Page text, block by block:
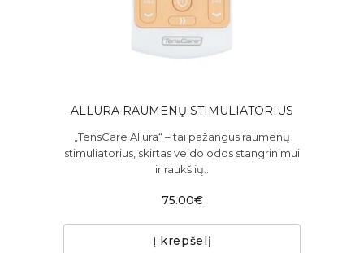
ALLURA RAUMENŲ STIMULIATORIUS
„TensCare Allura“ – tai pažangus raumenų
stimuliatorius, skirtas veido odos stangrinimui
ir raukšlių..
75.00€
Į krepšelį